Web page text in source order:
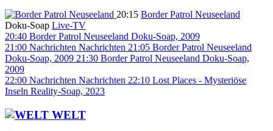
20:15 Border Patrol Neuseeland
Doku-Soap Live-TV
20:40 Border Patrol Neuseeland Doku-Soap, 2009
21:00 Nachrichten Nachrichten 21:05 Border Patrol Neuseeland
Doku-Soap, 2009 21:30 Border Patrol Neuseeland Doku-Soap,
2009
22:00 Nachrichten Nachrichten 22:10 Lost Places - Mysteriöse
Inseln Reality-Soap, 2023
WELT